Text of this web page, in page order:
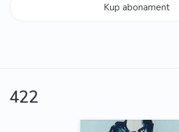
Kup abonament
422